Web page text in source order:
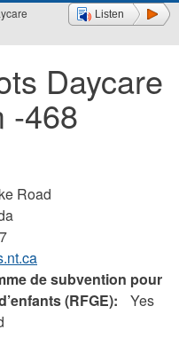
Listen
Daycare
-468
Road
de subvention pour
(RFGE):
Yes